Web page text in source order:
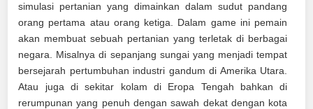
simulasi pertanian yang dimainkan dalam sudut pandang
orang pertama atau orang ketiga. Dalam game ini pemain
akan membuat sebuah pertanian yang terletak di berbagai
negara. Misalnya di sepanjang sungai yang menjadi tempat
bersejarah pertumbuhan industri gandum di Amerika Utara.
Atau juga di sekitar kolam di Eropa Tengah bahkan di
rerumpunan yang penuh dengan sawah dekat dengan kota